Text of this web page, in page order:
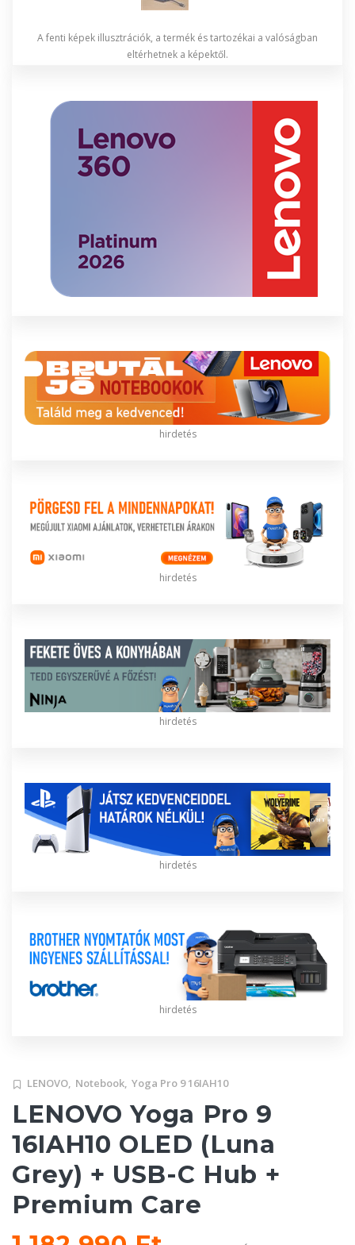
A fenti képek illusztrációk, a termék és tartozékai a valóságban
eltérhetnek a képektől.
hirdetés
hirdetés
hirdetés
hirdetés
hirdetés
LENOVO, Notebook, Yoga Pro 9 16IAH10
LENOVO Yoga Pro 9
16IAH10 OLED (Luna
Grey) + USB-C Hub +
Premium Care